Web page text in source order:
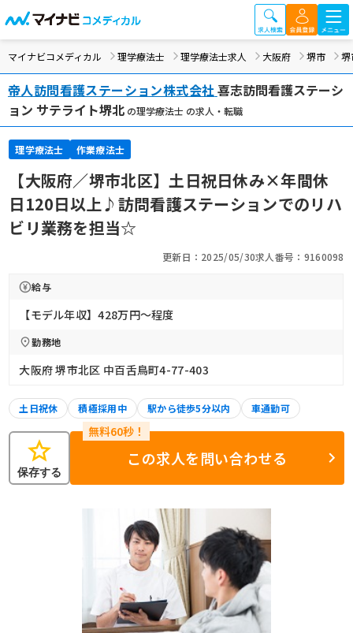
マイナビコメディカル 理学療法士 理学療法士求人 大阪府 堺市 堺
帝人訪問看護ステーション株式会社喜志訪問看護ステーシ
ョン サテライト堺北 の理学療法士 の求人・転職
理学療法士 作業療法士
【大阪府／堺市北区】土日祝日休み×年間休
日120日以上♪訪問看護ステーションでのリハ
ビリ業務を担当☆
更新日：2025/05/30求人番号：9160098
給与
【モデル年収】428万円〜程度
勤務地
大阪府 堺市北区 中百舌鳥町4-77-403
土日祝休 積極採用中 駅から徒歩5分以内 車通勤可
star
保存する
この求人を問い合わせる